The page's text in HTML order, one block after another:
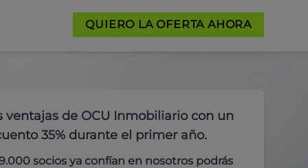
QUIERO LA OFERTA AHORA
ventajas de OCU Inmobiliario con un
35% durante el primer año.
socios ya confían en nosotros podrás